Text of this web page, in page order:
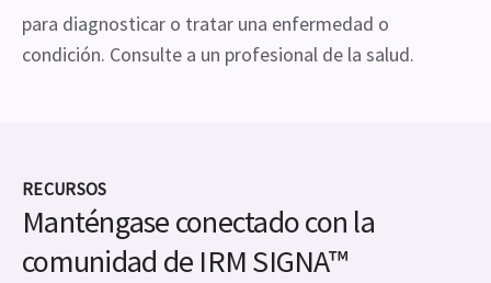
para diagnosticar o tratar una enfermedad o
condición. Consulte a un profesional de la salud.
RECURSOS
Manténgase conectado con la
comunidad de IRM SIGNA™